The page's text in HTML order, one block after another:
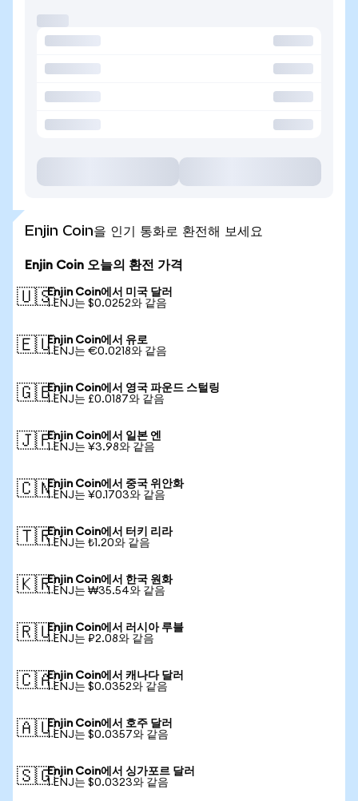
Enjin Coin을 인기 통화로 환전해 보세요
Enjin Coin 오늘의 환전 가격
🇺🇸Enjin Coin에서 미국 달러
1 ENJ는 $0.0252와 같음
🇪🇺Enjin Coin에서 유로
1 ENJ는 €0.0218와 같음
🇬🇧Enjin Coin에서 영국 파운드 스털링
1 ENJ는 £0.0187와 같음
🇯🇵Enjin Coin에서 일본 엔
1 ENJ는 ¥3.98와 같음
🇨🇳Enjin Coin에서 중국 위안화
1 ENJ는 ¥0.1703와 같음
🇹🇷Enjin Coin에서 터키 리라
1 ENJ는 ₺1.20와 같음
🇰🇷Enjin Coin에서 한국 원화
1 ENJ는 ₩35.54와 같음
🇷🇺Enjin Coin에서 러시아 루블
1 ENJ는 ₽2.08와 같음
🇨🇦Enjin Coin에서 캐나다 달러
1 ENJ는 $0.0352와 같음
🇦🇺Enjin Coin에서 호주 달러
1 ENJ는 $0.0357와 같음
🇸🇬Enjin Coin에서 싱가포르 달러
1 ENJ는 $0.0323와 같음